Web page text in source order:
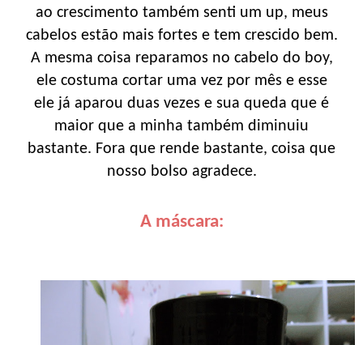
ao crescimento também senti um up, meus
cabelos estão mais fortes e tem crescido bem.
A mesma coisa reparamos no cabelo do boy,
ele costuma cortar uma vez por mês e esse
ele já aparou duas vezes e sua queda que é
maior que a minha também diminuiu
bastante. Fora que rende bastante, coisa que
nosso bolso agradece.
A máscara: